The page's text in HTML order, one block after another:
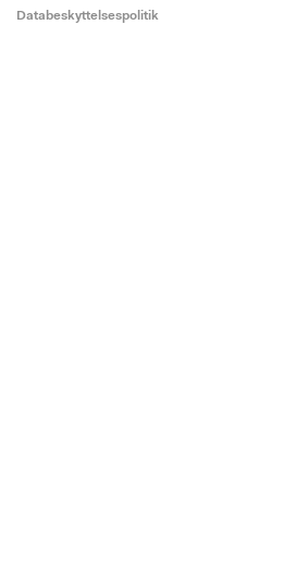
Databeskyttelsespolitik